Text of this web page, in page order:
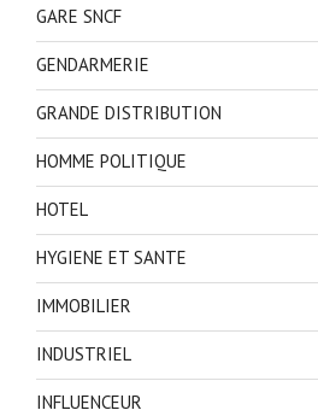
GARE SNCF
GENDARMERIE
GRANDE DISTRIBUTION
HOMME POLITIQUE
HOTEL
HYGIENE ET SANTE
IMMOBILIER
INDUSTRIEL
INFLUENCEUR